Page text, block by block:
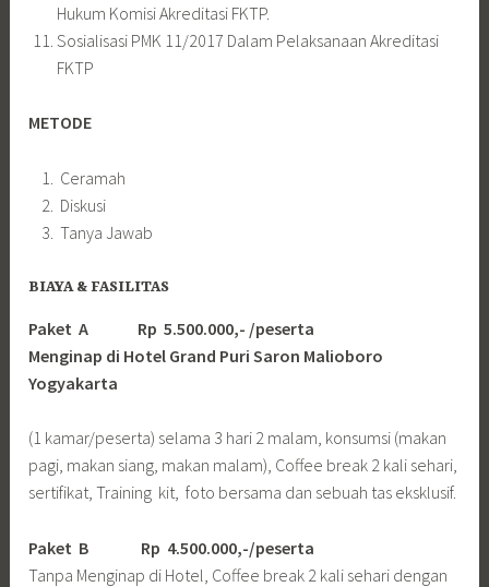
Hukum Komisi Akreditasi FKTP.
Sosialisasi PMK 11/2017 Dalam Pelaksanaan Akreditasi
FKTP
METODE
Ceramah
Diskusi
Tanya Jawab
BIAYA & FASILITAS
Paket A Rp 5.500.000,- /peserta
Menginap di Hotel Grand Puri Saron Malioboro
Yogyakarta
(1 kamar/peserta) selama 3 hari 2 malam, konsumsi (makan
pagi, makan siang, makan malam), Coffee break 2 kali sehari,
sertifikat, Training kit, foto bersama dan sebuah tas eksklusif.
Paket B
Rp 4.500.000,-/peserta
Tanpa Menginap di Hotel, Coffee break 2 kali sehari dengan